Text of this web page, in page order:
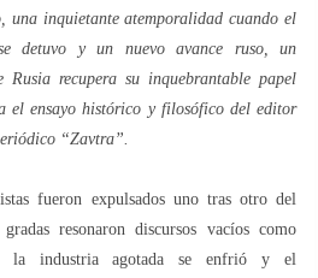
una inquietante atemporalidad cuando el
detuvo y un nuevo avance ruso, un
recupera su inquebrantable papel
el ensayo histórico y filosófico del editor
“Zavtra”.
fueron expulsados ​​uno tras otro del
resonaron discursos vacíos como
la industria agotada se enfrió y el